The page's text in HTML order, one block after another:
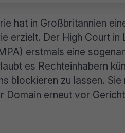
hat in Großbritannien
erzielt. Der High Court
erstmals eine
es Rechteinhabern
blockieren zu lassen.
Domain erneut vor